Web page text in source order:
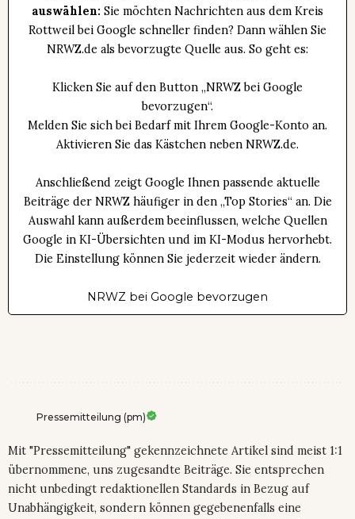
auswählen: Sie möchten Nachrichten aus dem Kreis
Rottweil bei Google schneller finden? Dann wählen Sie
NRWZ.de als bevorzugte Quelle aus. So geht es:
Klicken Sie auf den Button „NRWZ bei Google
bevorzugen“.
Melden Sie sich bei Bedarf mit Ihrem Google-Konto an.
Aktivieren Sie das Kästchen neben NRWZ.de.
Anschließend zeigt Google Ihnen passende aktuelle
Beiträge der NRWZ häufiger in den „Top Stories“ an. Die
Auswahl kann außerdem beeinflussen, welche Quellen
Google in KI-Übersichten und im KI-Modus hervorhebt.
Die Einstellung können Sie jederzeit wieder ändern.
NRWZ bei Google bevorzugen
Pressemitteilung (pm)
Mit "Pressemitteilung" gekennzeichnete Artikel sind meist 1:1
übernommene, uns zugesandte Beiträge. Sie entsprechen
nicht unbedingt redaktionellen Standards in Bezug auf
Unabhängigkeit, sondern können gegebenenfalls eine